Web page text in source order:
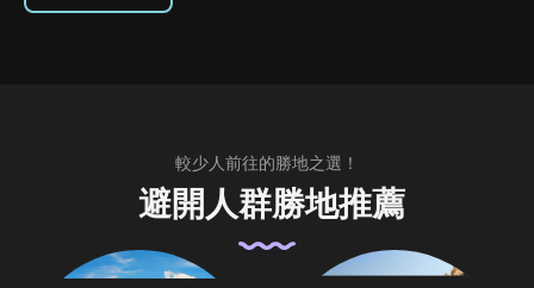
較少人前往的勝地之選！
避開人群勝地推薦